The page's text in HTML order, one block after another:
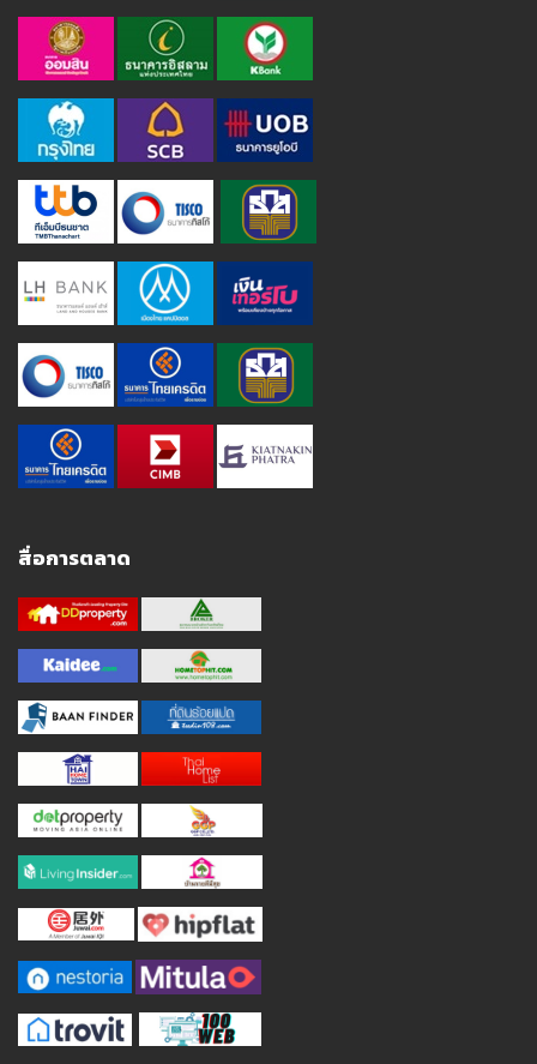
สื่อการตลาด